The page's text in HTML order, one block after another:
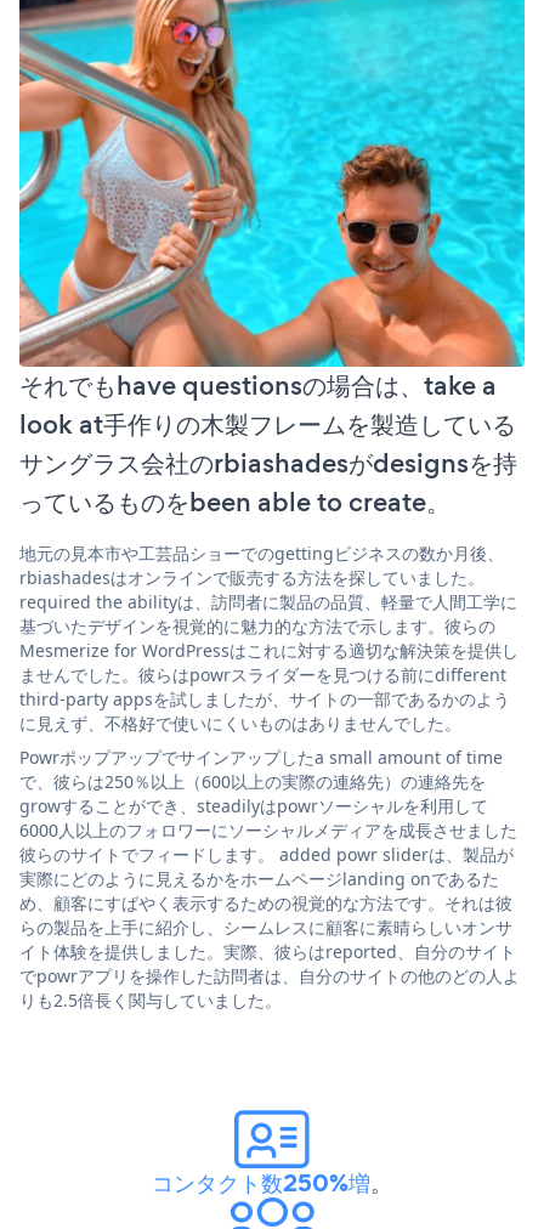
それでもhave questionsの場合は、take a
look at手作りの木製フレームを製造している
サングラス会社のrbiashadesがdesignsを持
っているものをbeen able to create。
地元の見本市や工芸品ショーでのgettingビジネスの数か月後、
rbiashadesはオンラインで販売する方法を探していました。
required the abilityは、訪問者に製品の品質、軽量で人間工学に
基づいたデザインを視覚的に魅力的な方法で示します。彼らの
Mesmerize for WordPressはこれに対する適切な解決策を提供し
ませんでした。彼らはpowrスライダーを見つける前にdifferent
third-party appsを試しましたが、サイトの一部であるかのよう
に見えず、不格好で使いにくいものはありませんでした。
Powrポップアップでサインアップしたa small amount of time
で、彼らは250％以上（600以上の実際の連絡先）の連絡先を
growすることができ、steadilyはpowrソーシャルを利用して
6000人以上のフォロワーにソーシャルメディアを成長させました
彼らのサイトでフィードします。 added powr sliderは、製品が
実際にどのように見えるかをホームページlanding onであるた
め、顧客にすばやく表示するための視覚的な方法です。それは彼
らの製品を上手に紹介し、シームレスに顧客に素晴らしいオンサ
イト体験を提供しました。実際、彼らはreported、自分のサイト
でpowrアプリを操作した訪問者は、自分のサイトの他のどの人よ
りも2.5倍長く関与していました。
コンタクト数250%増。